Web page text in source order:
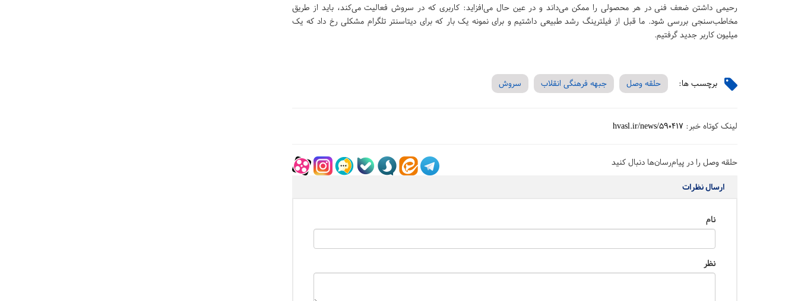
رحیمی داشتن ضعف فنی در هر محصولی را ممکن می‌داند و در عین حال می‌افزاید: کاربری که در سروش فعالیت می‌کند، باید از طریق
مخاطب‌سنجی بررسی شود. ما قبل از فیلترینگ رشد طبیعی داشتیم و برای نمونه یک بار که برای دیتاسنتر تلگرام مشکلی رخ داد که یک
میلیون کاربر جدید گرفتیم.
برچسب ها: حلقه وصل جبهه فرهنگی انقلاب سروش
لینک کوتاه خبر: hvasl.ir/news/590417
حلقه وصل را در پیام‌رسان‌ها دنبال کنید
ارسال نظرات
نام
نظر